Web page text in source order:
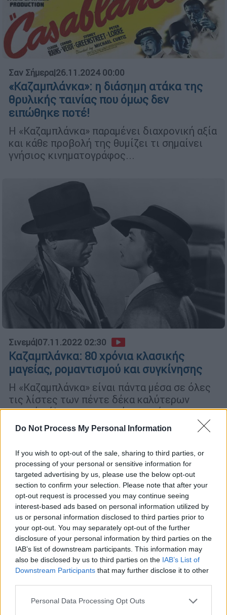
Do Not Process My Personal Information
If you wish to opt-out of the sale, sharing to third parties, or
processing of your personal or sensitive information for
targeted advertising by us, please use the below opt-out
section to confirm your selection. Please note that after your
opt-out request is processed you may continue seeing
interest-based ads based on personal information utilized by
us or personal information disclosed to third parties prior to
your opt-out. You may separately opt-out of the further
disclosure of your personal information by third parties on the
IAB’s list of downstream participants. This information may
also be disclosed by us to third parties on the IAB’s List of
Downstream Participants that may further disclose it to other
Please note that this website/app uses one or more Google
Personal Data Processing Opt Outs
Σαν Σήμερα|26.11.2024 00:00
«Καζαμπλάνκα»: η διάσημη ατάκα της
θρυλικής ταινίας που όμως δεν
ειπώθηκε ποτέ!
Η «Καζαμπλάνκα» παραμένει διαχρονική αξία
και κάθε προβολή της θυμίζει τι σημαίνει
γνήσιος κινηματογράφος...
Σινεμά|07.11.2022 02:30
Καζαμπλάνκα: 80 χρόνια κλασικής
μαγείας, ρομαντισμού και συγκίνησης
H «Καζαμπλάνκα» είναι πάντα μέσα σε όλες
τις λίστες των πέντε δέκα καλύτερων
ταινιών όλων των εποχών και σίγουρα η πιο
αγαπημένη των ιστορικών, της κριτικής και
κυρίως των σινεφίλ
Μια φωτογραφική βόλτα στην εξωτική